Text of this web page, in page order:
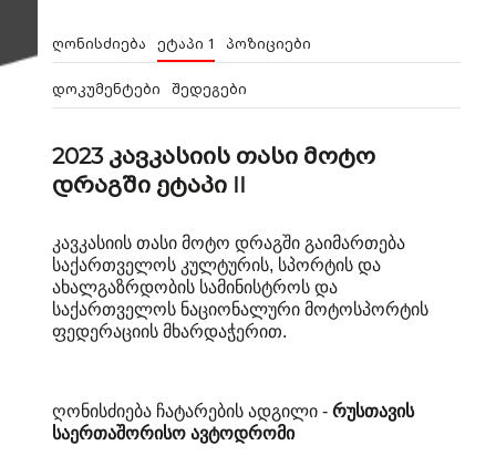
ღონისძიება ეტაპი 1 პოზიციები
დოკუმენტები შედეგები
2023 კავკასიის თასი მოტო
დრაგში ეტაპი II
კავკასიის თასი მოტო დრაგში გაიმართება
საქართველოს კულტურის, სპორტის და
ახალგაზრდობის სამინისტროს და
საქართველოს ნაციონალური მოტოსპორტის
ფედერაციის მხარდაჭერით.
ღონისძიება ჩატარების ადგილი - რუსთავის
საერთაშორისო ავტოდრომი